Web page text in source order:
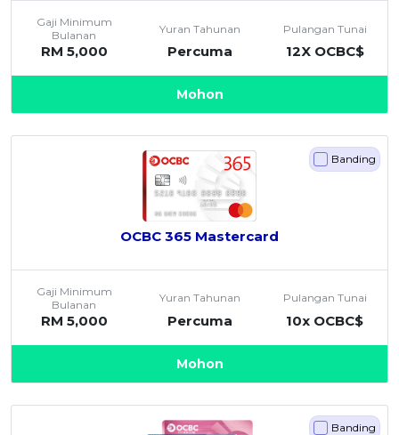
Promo OCBC - Hadiah Pilihan Anda
Artikel Terkini
Pinjaman Peribadi
Kad
Pelaburan
Pengurusan Kewangan
Pinjaman Perumahan
SPECIAL PROMO
Promo RHB Bank Kad Kredit
Gaji Minimum
Bulanan
RM 5,000
Yuran Tahunan
Percuma
Pulangan Tunai
12X OCBC$
Mohon
Banding
OCBC 365 Mastercard
Gaji Minimum
Bulanan
RM 5,000
Yuran Tahunan
Percuma
Pulangan Tunai
10x OCBC$
Mohon
Banding